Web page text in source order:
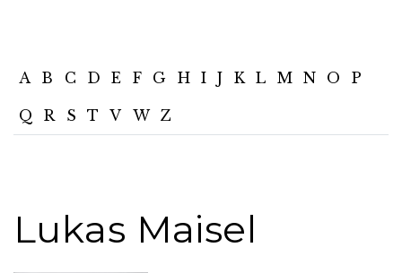
A B C D E F G H I J K L M N O P
Q R S T V W Z
Lukas Maisel